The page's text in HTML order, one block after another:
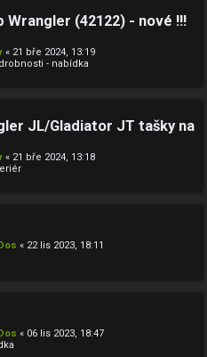
Wrangler (42122) - nové !!!
« 21 bře 2024, 13:19
- nabídka
JL/Gladiator JT tašky na
« 21 bře 2024, 13:18
« 22 lis 2023, 18:11
« 06 lis 2023, 18:47